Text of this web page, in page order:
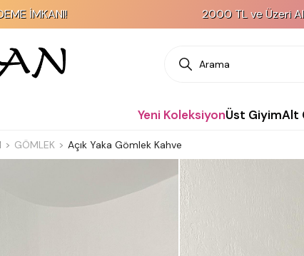
İMKANI! 2000 TL ve Üzeri
Yeni KoleksiyonÜst GiyimAlt
GÖMLEK Açık Yaka Gömlek Kahve